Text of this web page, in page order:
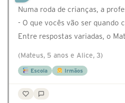
Numa roda de crianças, a
- O que vocês vão ser quando
Entre respostas variadas, o
(Mateus, 5 anos e Alice, 3)
Escola Irmãos